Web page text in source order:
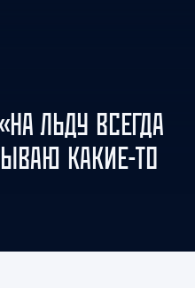
ЛЬДУ ВСЕГДА
КАКИЕ-ТО